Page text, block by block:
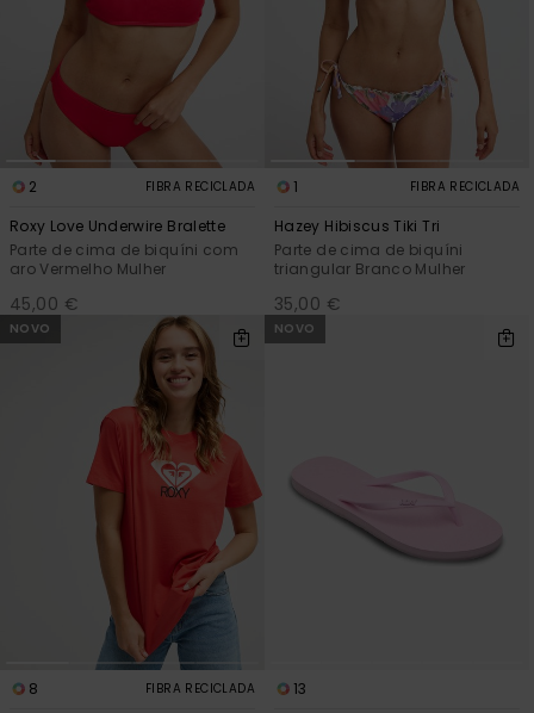
2 FIBRA RECICLADA
Roxy Love Underwire Bralette
Parte de cima de biquíni com
aro Vermelho Mulher
45,00 €
1 FIBRA RECICLADA
Hazey Hibiscus Tiki Tri
Parte de cima de biquíni
triangular Branco Mulher
35,00 €
NOVO
8 FIBRA RECICLADA
NOVO
13